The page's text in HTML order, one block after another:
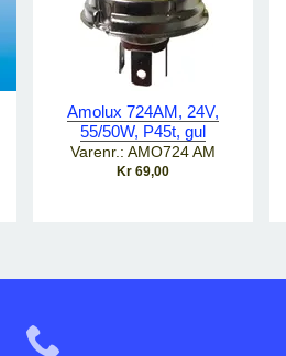
Amolux 724AM, 24V,
55/50W, P45t, gul
Varenr.: AMO724 AM
Kr 69,00